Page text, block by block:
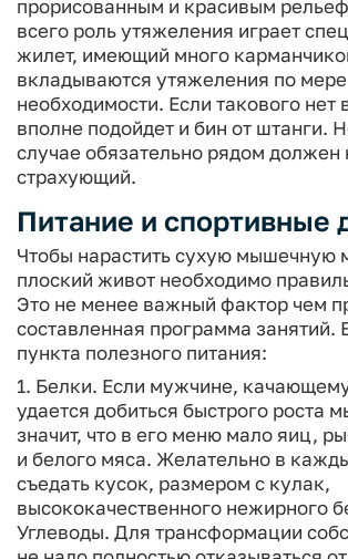
прорисованным и красивым
всего роль утяжеления играет
жилет, имеющий много
вкладываются утяжеления по мере
необходимости. Если такового нет
вполне подойдет и бин от штанги.
случае обязательно рядом должен
страхующий.
Питание и спортивные
Чтобы нарастить сухую мышечную
плоский живот необходимо
Это не менее важный фактор чем
составленная программа занятий.
пункта полезного питания:
1. Белки. Если мужчине,
удается добиться быстрого роста
значит, что в его меню мало яиц,
и белого мяса. Желательно в
съедать кусок, размером с кулак,
высококачественного нежирного
Углеводы. Для трансформации